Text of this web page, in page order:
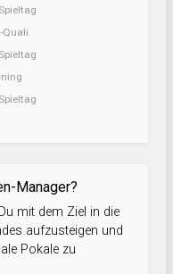
Quali.
Manager?
mit dem Ziel in die
aufzusteigen und
Pokale zu